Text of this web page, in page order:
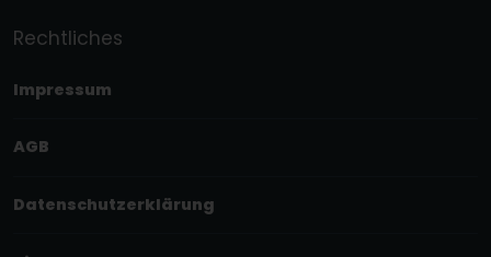
Rechtliches
Impressum
AGB
Datenschutzerklärung